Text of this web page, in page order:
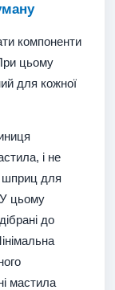
компоненти
цьому
для кожної
і не
шприц для
У цьому
до
мастила